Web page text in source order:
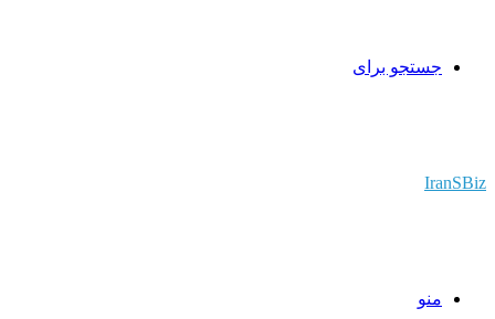
جستجو برای
IranSBiz
منو